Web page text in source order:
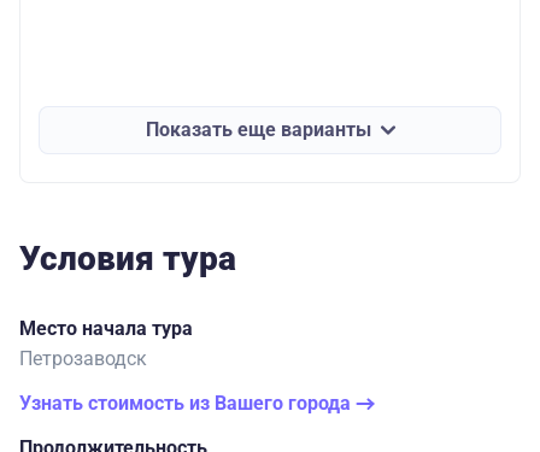
Показать еще варианты
Условия тура
Место начала тура
Петрозаводск
Узнать стоимость из Вашего города